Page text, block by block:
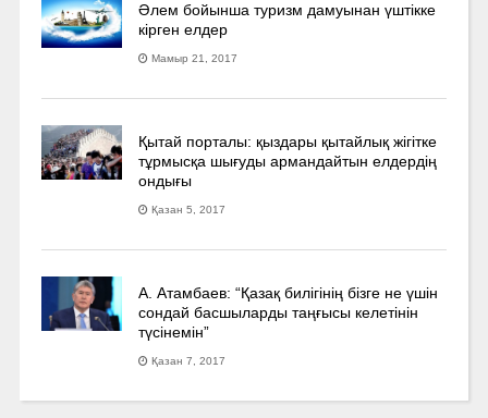
Әлем бойынша туризм дамуынан үштікке
кірген елдер
Мамыр 21, 2017
Қытай порталы: қыздары қытайлық жігітке
тұрмысқа шығуды армандайтын елдердің
ондығы
Қазан 5, 2017
А. Атамбаев: “Қазақ билігінің бізге не үшін
сондай басшыларды таңғысы келетінін
түсінемін”
Қазан 7, 2017